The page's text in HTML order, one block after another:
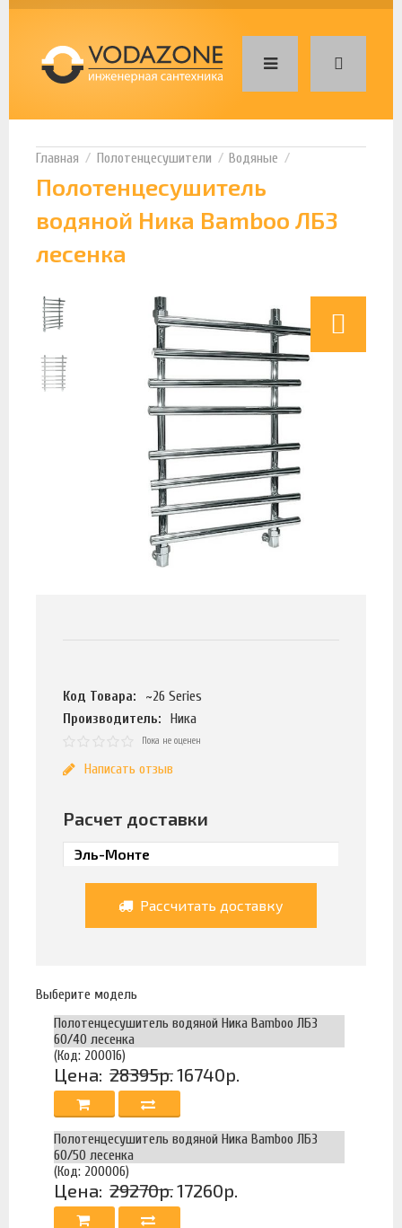
Полотенцесушители Водяные
Полотенцесушитель
водяной Ника Bamboo ЛБ3
лесенка
Код Товара:
~26 Series
Производитель:
Ника
Пока не оценен
Написать отзыв
Расчет доставки
Рассчитать доставку
Выберите модель
Полотенцесушитель водяной Ника Bamboo ЛБ3
60/40 лесенка
(Код: 200016)
Цена: 28395р.16740р.
Полотенцесушитель водяной Ника Bamboo ЛБ3
60/50 лесенка
(Код: 200006)
Цена: 29270р.17260р.